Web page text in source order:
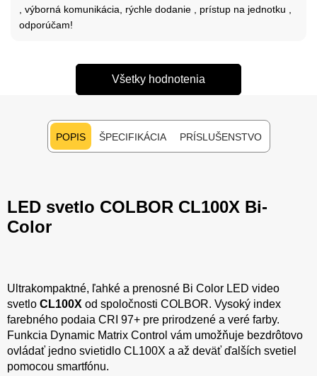
, výborná komunikácia, rýchle dodanie , prístup na jednotku ,
odporúčam!
Všetky hodnotenia
POPIS ŠPECIFIKÁCIA PRÍSLUŠENSTVO
LED svetlo COLBOR CL100X Bi-
Color
Ultrakompaktné, ľahké a prenosné Bi Color LED video
svetlo CL100X od spoločnosti COLBOR. Vysoký index
farebného podaia CRI 97+ pre prirodzené a veré farby.
Funkcia Dynamic Matrix Control vám umožňuje bezdrôtovo
ovládať jedno svietidlo CL100X a až deväť ďalších svetiel
pomocou smartfónu.